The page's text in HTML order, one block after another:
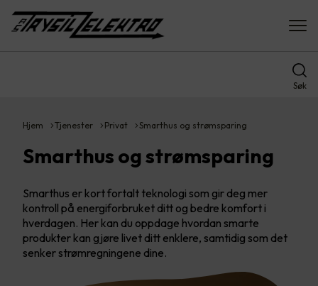
Søk
Hjem Tjenester Privat Smarthus og strømsparing
Smarthus og strømsparing
Smarthus er kort fortalt teknologi som gir deg mer
kontroll på energiforbruket ditt og bedre komfort i
hverdagen. Her kan du oppdage hvordan smarte
produkter kan gjøre livet ditt enklere, samtidig som det
senker strømregningene dine.